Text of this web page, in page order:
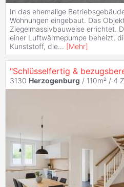
In das ehemalige
Wohnungen eingebaut. Das
Ziegelmassivbauweise errichtet.
einer Luftwärmepumpe beheizt,
Kunststoff, die... [Mehr]
3130 Herzogenburg / 110m² / 4